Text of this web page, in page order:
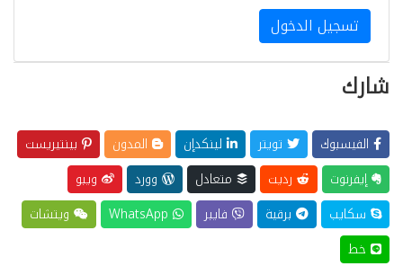
تسجيل الدخول
شارك
الفيسبوك تويتر لينكدإن المدون
بينتيريست
إيفرنوت
رديت متعادل وورد
ويبو
سكايب
برقية فايبر
ويتشات
خط